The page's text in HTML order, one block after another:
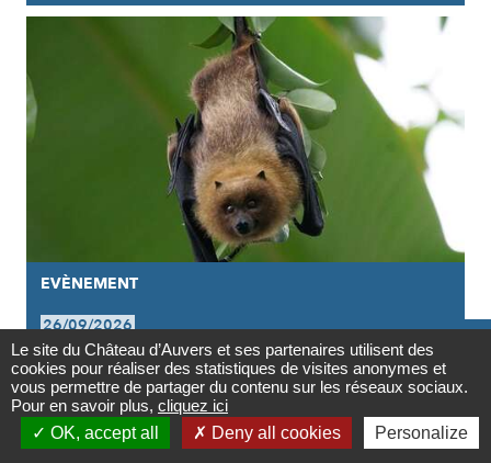
Contact

Newsletter
EVÈNEMENT
26/09/2026
LA SYMPHONIE DES CHAUVES-
SOURIS
Le site du Château d’Auvers et ses partenaires utilisent des
cookies pour réaliser des statistiques de visites anonymes et
vous permettre de partager du contenu sur les réseaux sociaux.
Pour en savoir plus, cliquez ici
OK, accept all
Deny all cookies Personalize